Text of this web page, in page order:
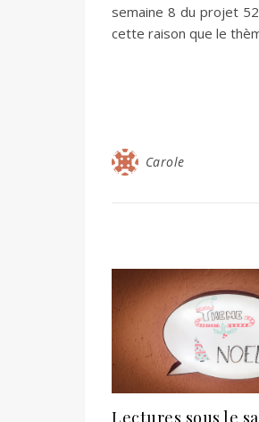
semaine 8 du projet
cette raison que le
Carole
Lectures sous le